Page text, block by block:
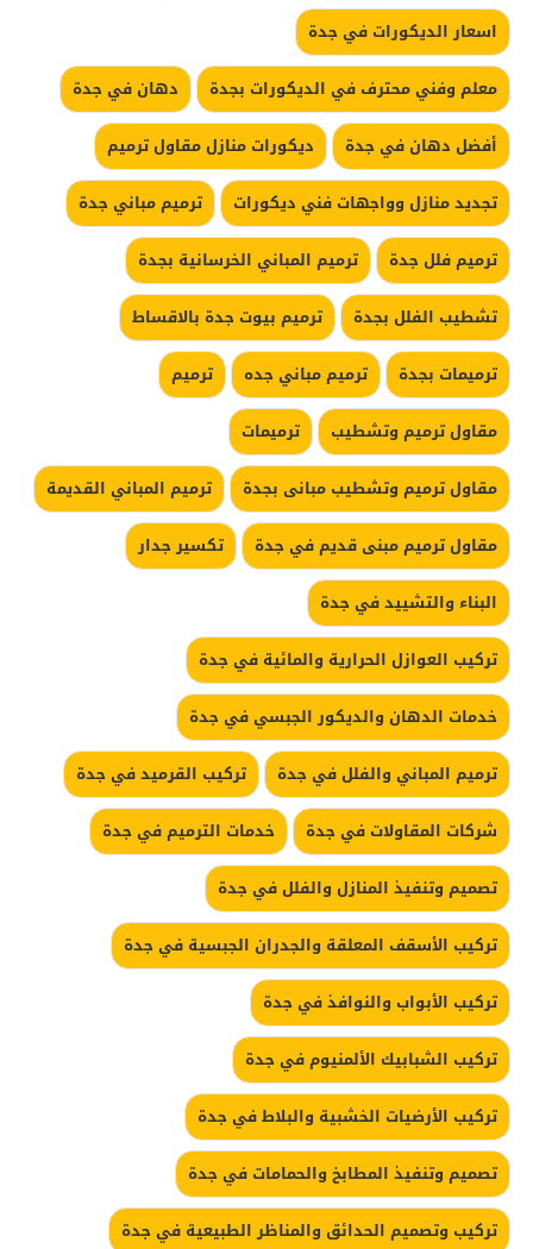
اسعار الديكورات في جدة
معلم وفني محترف في الديكورات بجدة
دهان في جدة
أفضل دهان في جدة
ديكورات منازل مقاول ترميم
تجديد منازل وواجهات فني ديكورات
ترميم مباني جدة
ترميم فلل جدة
ترميم المباني الخرسانية بجدة
تشطيب الفلل بجدة
ترميم بيوت جدة بالاقساط
ترميمات بجدة
ترميم مباني جده
ترميم
مقاول ترميم وتشطيب
ترميمات
مقاول ترميم وتشطيب مبانى بجدة
ترميم المباني القديمة
مقاول ترميم مبنى قديم في جدة
تكسير جدار
البناء والتشييد في جدة
تركيب العوازل الحرارية والمائية في جدة
خدمات الدهان والديكور الجبسي في جدة
ترميم المباني والفلل في جدة
تركيب القرميد في جدة
شركات المقاولات في جدة
خدمات الترميم في جدة
تصميم وتنفيذ المنازل والفلل في جدة
تركيب الأسقف المعلقة والجدران الجبسية في جدة
تركيب الأبواب والنوافذ في جدة
تركيب الشبابيك الألمنيوم في جدة
تركيب الأرضيات الخشبية والبلاط في جدة
تصميم وتنفيذ المطابخ والحمامات في جدة
تركيب وتصميم الحدائق والمناظر الطبيعية في جدة